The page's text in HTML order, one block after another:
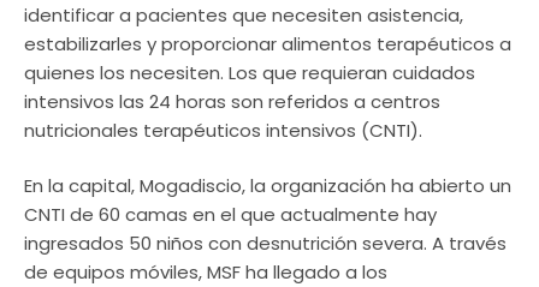
identificar a pacientes que necesiten asistencia,
estabilizarles y proporcionar alimentos terapéuticos a
quienes los necesiten. Los que requieran cuidados
intensivos las 24 horas son referidos a centros
nutricionales terapéuticos intensivos (CNTI).
En la capital, Mogadiscio, la organización ha abierto un
CNTI de 60 camas en el que actualmente hay
ingresados 50 niños con desnutrición severa. A través
de equipos móviles, MSF ha llegado a los